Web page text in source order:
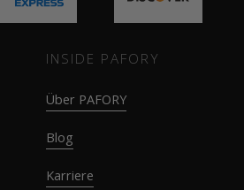
INSIDE PAFORY
Über PAFORY
Blog
Karriere